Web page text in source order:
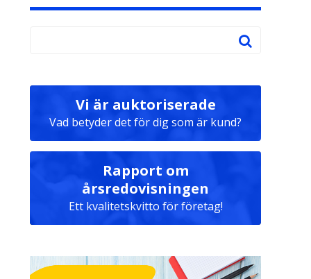
Vi är auktoriserade
Vad betyder det för dig som är kund?
Rapport om
årsredovisningen
Ett kvalitetskvitto för företag!